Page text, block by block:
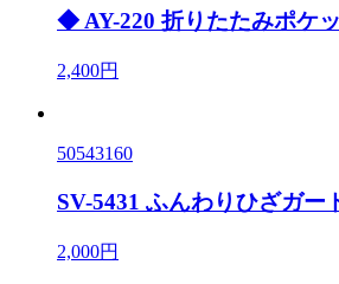
◆ AY-220 折りたたみポケ
2,400円
50543160
SV-5431 ふんわりひざガー
2,000円